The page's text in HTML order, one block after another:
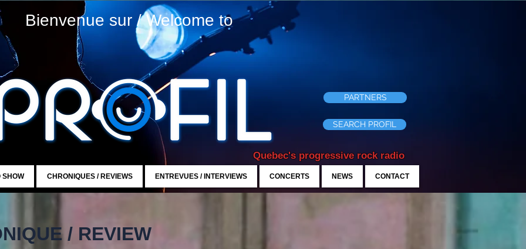
Bienvenue sur / Welcome to
Quebec's progressive rock radio
SEARCH PROFIL
PARTNERS
SHOW CHRONIQUES / REVIEWS ENTREVUES / INTERVIEWS CONCERTS NEWS CONTACT
/ REVIEW